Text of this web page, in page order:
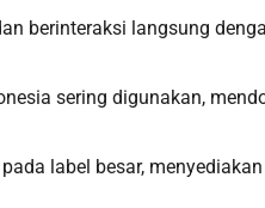
berinteraksi langsung
sering digunakan,
label besar,